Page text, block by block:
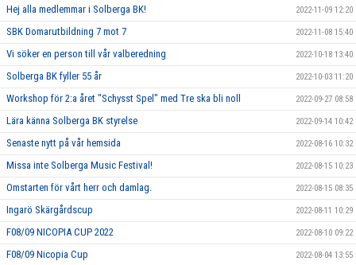
Hej alla medlemmar i Solberga BK! 2022-11-09 12:20
SBK Domarutbildning 7 mot 7 2022-11-08 15:40
Vi söker en person till vår valberedning 2022-10-18 13:40
Solberga BK fyller 55 år 2022-10-03 11:20
Workshop för 2:a året "Schysst Spel" med Tre ska bli noll 2022-09-27 08:58
Lära känna Solberga BK styrelse 2022-09-14 10:42
Senaste nytt på vår hemsida 2022-08-16 10:32
Missa inte Solberga Music Festival! 2022-08-15 10:23
Omstarten för vårt herr och damlag. 2022-08-15 08:35
Ingarö Skärgårdscup 2022-08-11 10:29
F08/09 NICOPIA CUP 2022 2022-08-10 09:22
F08/09 Nicopia Cup 2022-08-04 13:55